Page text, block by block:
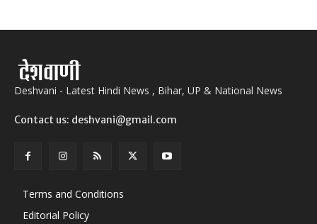
Deshvani - Latest Hindi News , Bihar, UP & National News
Contact us: deshvani@gmail.com
Terms and Conditions
Editorial Policy